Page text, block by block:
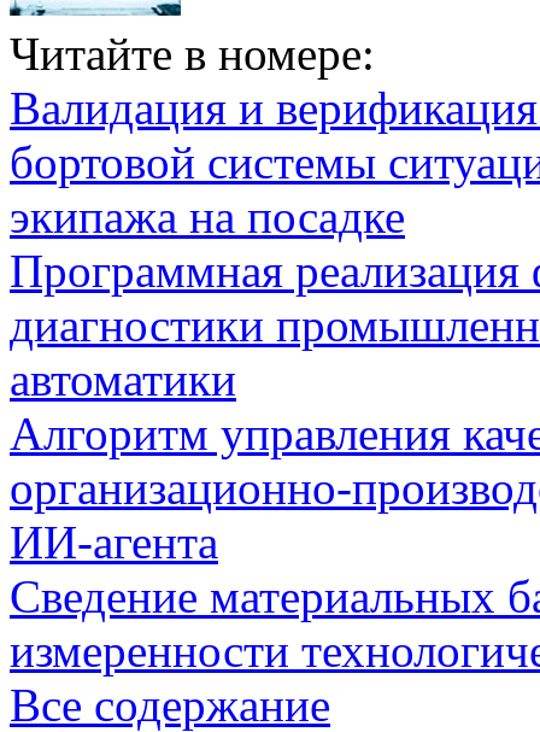
Читайте в номере:
Валидация и
бортовой системы
экипажа на посадке
Программная
диагностики
автоматики
Алгоритм управления
организационно-
ИИ-агента
Сведение материальных
измеренности
Все содержание